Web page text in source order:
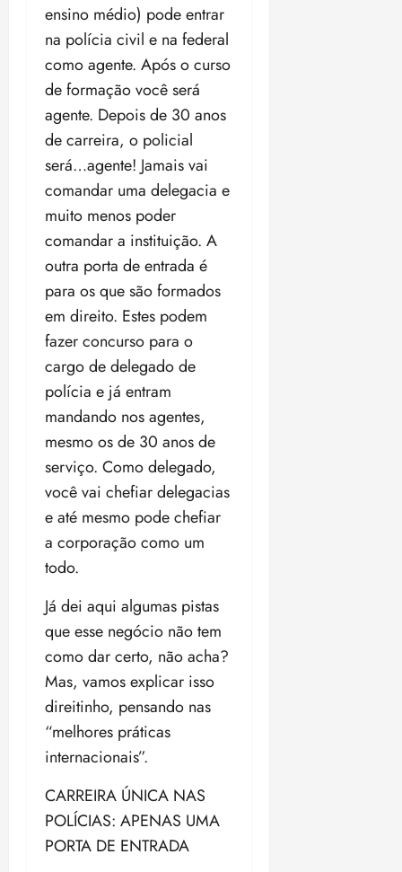
ensino médio) pode entrar
na polícia civil e na federal
como agente. Após o curso
de formação você será
agente. Depois de 30 anos
de carreira, o policial
será…agente! Jamais vai
comandar uma delegacia e
muito menos poder
comandar a instituição. A
outra porta de entrada é
para os que são formados
em direito. Estes podem
fazer concurso para o
cargo de delegado de
polícia e já entram
mandando nos agentes,
mesmo os de 30 anos de
serviço. Como delegado,
você vai chefiar delegacias
e até mesmo pode chefiar
a corporação como um
todo.
Já dei aqui algumas pistas
que esse negócio não tem
como dar certo, não acha?
Mas, vamos explicar isso
direitinho, pensando nas
“melhores práticas
internacionais”.
CARREIRA ÚNICA NAS
POLÍCIAS: APENAS UMA
PORTA DE ENTRADA